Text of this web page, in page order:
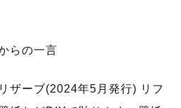
らの一言
ザーブ(2024年5月発行) リフ